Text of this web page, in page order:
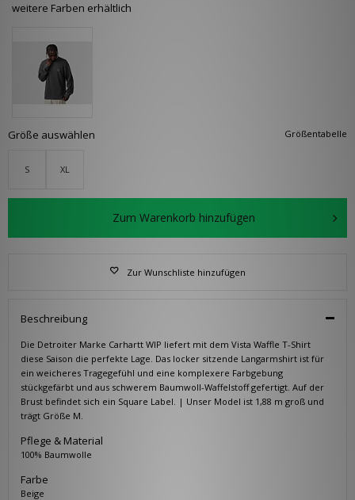
weitere Farben erhältlich
Größentabelle
Größe auswählen
S XL
Zum Warenkorb hinzufügen
Zur Wunschliste hinzufügen
Beschreibung
Die Detroiter Marke Carhartt WIP liefert mit dem Vista Waffle T-Shirt
diese Saison die perfekte Lage. Das locker sitzende Langarmshirt ist für
ein weicheres Tragegefühl und eine komplexere Farbgebung
stückgefärbt und aus schwerem Baumwoll-Waffelstoff gefertigt. Auf der
Brust befindet sich ein Square Label. | Unser Model ist 1,88 m groß und
trägt Größe M.
Pflege & Material
100% Baumwolle
Farbe
Beige